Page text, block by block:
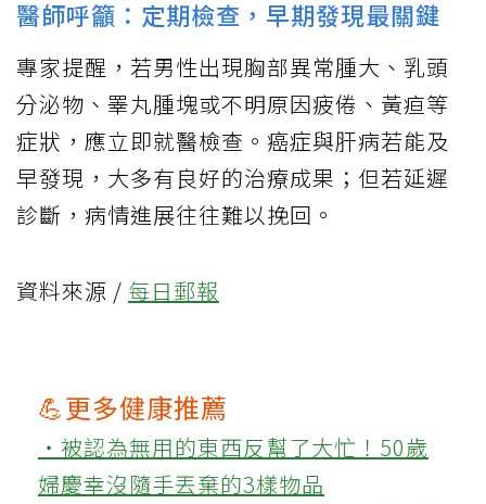
醫師呼籲：定期檢查，早期發現最關鍵
專家提醒，若男性出現胸部異常腫大、乳頭
分泌物、睪丸腫塊或不明原因疲倦、黃疸等
症狀，應立即就醫檢查。癌症與肝病若能及
早發現，大多有良好的治療成果；但若延遲
診斷，病情進展往往難以挽回。
資料來源 / 每日郵報
💪更多健康推薦
‧被認為無用的東西反幫了大忙！50歲
婦慶幸沒隨手丟棄的3樣物品